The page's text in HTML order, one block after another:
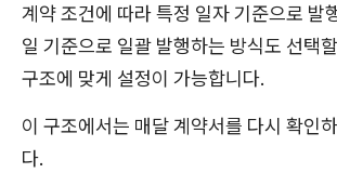
계약 조건에 따라 특정 일자 기준으로 발
일 기준으로 일괄 발행하는 방식도 선택
구조에 맞게 설정이 가능합니다.
이 구조에서는 매달 계약서를 다시 확인
다.